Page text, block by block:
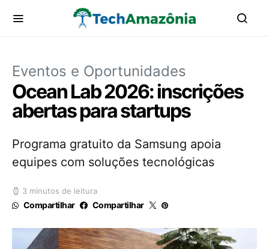
Eventos e Oportunidades
Ocean Lab 2026: inscrições
abertas para startups
Programa gratuito da Samsung apoia
equipes com soluções tecnológicas
3 minutos de leitura
Compartilhar Compartilhar